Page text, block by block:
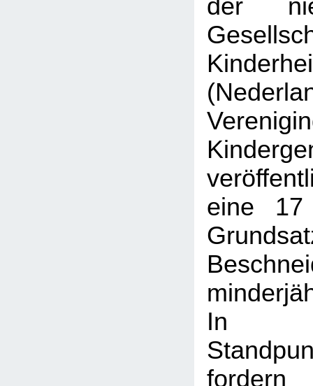
der
eine 17
In